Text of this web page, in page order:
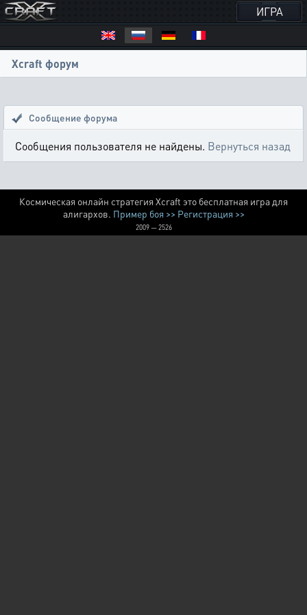
ИГРА
Xcraft форум
Сообщение форума
Сообщения пользователя не найдены. Вернуться назад
Космическая онлайн стратегия Xcraft это бесплатная игра для
алигархов. Пример боя >> Регистрация >>
2009 — 2526